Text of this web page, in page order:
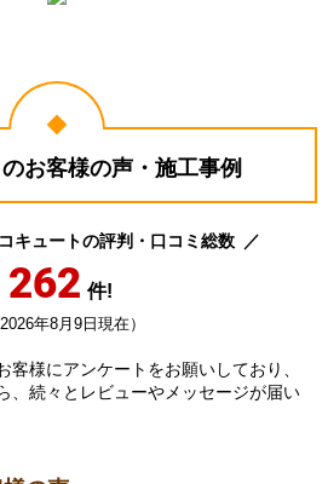
お客様の声・施工事例
キュートの評判・口コミ総数
262 件!
年8月9日現在）
客様にアンケートをお願いしており、
、続々とレビューやメッセージが届い